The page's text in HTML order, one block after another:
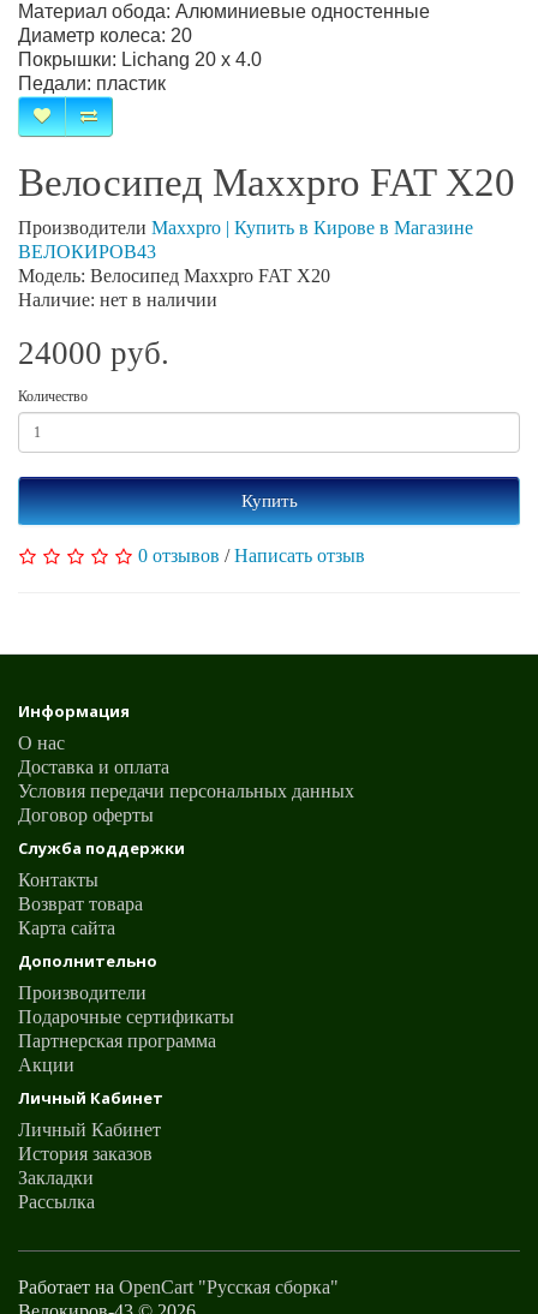
Материал обода: Алюминиевые одностенные
Диаметр колеса: 20
Покрышки: Lichang 20 х 4.0
Педали: пластик
Велосипед Maxxpro FAT X20
Производители Maxxpro | Купить в Кирове в Магазине
ВЕЛОКИРОВ43
Модель: Велосипед Maxxpro FAT X20
Наличие: нет в наличии
24000 руб.
Количество
Купить
0 отзывов /Написать отзыв
Информация
О нас
Доставка и оплата
Условия передачи персональных данных
Договор оферты
Служба поддержки
Контакты
Возврат товара
Карта сайта
Дополнительно
Производители
Подарочные сертификаты
Партнерская программа
Акции
Личный Кабинет
Личный Кабинет
История заказов
Закладки
Рассылка
Работает на OpenCart "Русская сборка"